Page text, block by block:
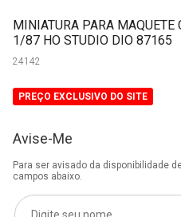
MINIATURA PARA MAQUETE
1/87 HO STUDIO DIO 87165
24142
PREÇO EXCLUSIVO DO SITE
Avise-Me
Para ser avisado da disponibilidade
campos abaixo.